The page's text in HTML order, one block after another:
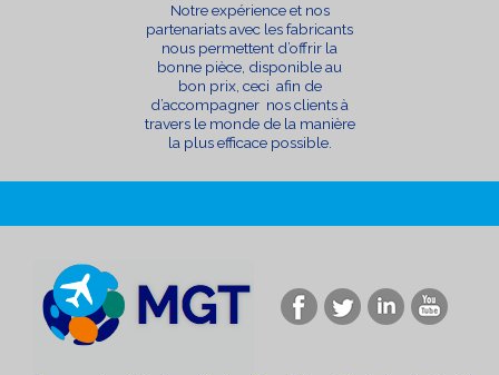
Notre expérience et nos
partenariats avec les fabricants
nous permettent d’offrir la
bonne pièce, disponible au
bon prix, ceci afin de
d’accompagner nos clients à
travers le monde de la manière
la plus efficace possible.